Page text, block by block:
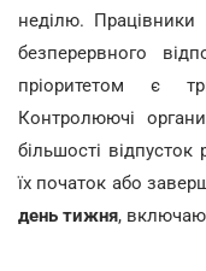
неділю. Працівники
безперервного
пріоритетом є
Контролюючі
більшості відпусток
їх початок або
день тижня,